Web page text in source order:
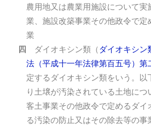
農用地又は農業用施設について実
業、施設改築事業その他政令で定
業
四 ダイオキシン類（ダイオキシン
法（平成十一年法律第百五号）第
定するダイオキシン類をいう。以
り土壌が汚染されている土地につ
客土事業その他政令で定めるダイ
る汚染の防止又はその除去等の事